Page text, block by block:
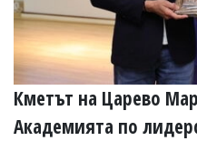
Кметът на Царево
Академията по